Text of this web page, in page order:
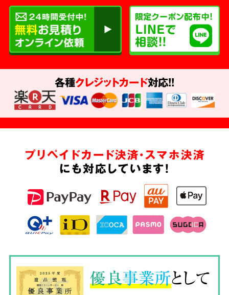
各種クレジットカード対応!!
プリペイドカード決済・スマホ決済
にも対応しています!
優良事業所として